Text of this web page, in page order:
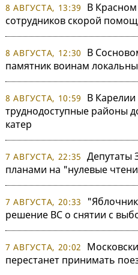
8 АВГУСТА, 13:39
В
сотрудников скорой
8 АВГУСТА, 12:30
В
памятник воинам
8 АВГУСТА, 10:59
В
труднодоступные районы
катер
7 АВГУСТА, 22:35 Депутаты
планами на "нулевые
7 АВГУСТА, 20:33
решение ВС о снятии с
7 АВГУСТА, 20:02
перестанет принимать